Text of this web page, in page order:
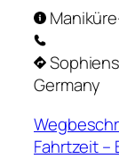
Germany
Fahrtzeit –